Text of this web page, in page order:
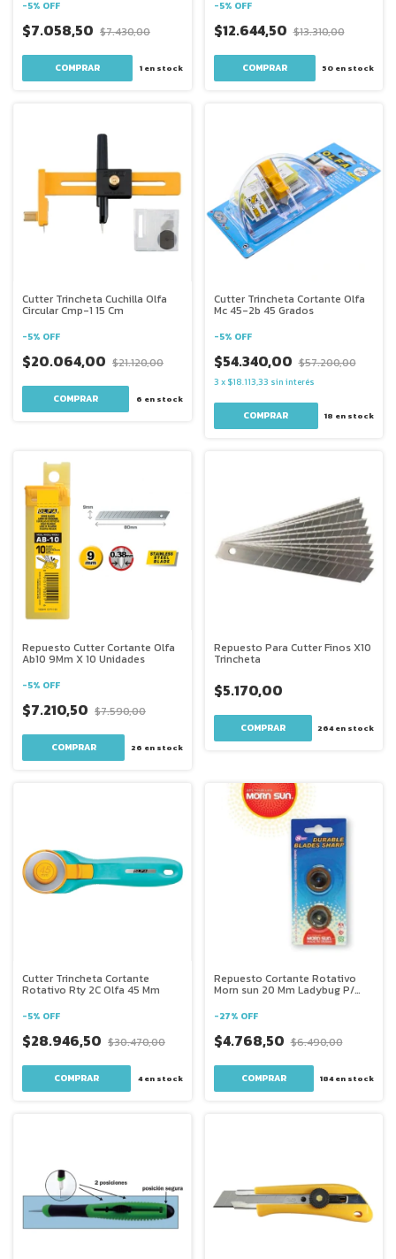
-5% OFF
$7.058,50 $7.430,00
1en stock
-5% OFF
$12.644,50 $13.310,00
50 en stock
Cutter Trincheta Cuchilla Olfa
Circular Cmp-1 15 Cm
-5% OFF
$20.064,00 $21.120,00
6 en stock
Cutter Trincheta Cortante Olfa
Mc 45-2b 45 Grados
-5% OFF
$54.340,00 $57.200,00
3 x $18.113,33 sin interés
18 en stock
Repuesto Cutter Cortante Olfa
Ab10 9Mm X 10 Unidades
-5% OFF
$7.210,50 $7.590,00
26 en stock
Repuesto Para Cutter Finos X10
Trincheta
$5.170,00
264en stock
Cutter Trincheta Cortante
Rotativo Rty 2C Olfa 45 Mm
-5% OFF
$28.946,50 $30.470,00
4en stock
Repuesto Cortante Rotativo
Morn sun 20 Mm Ladybug P/
-27% OFF
$4.768,50 $6.490,00
184en stock